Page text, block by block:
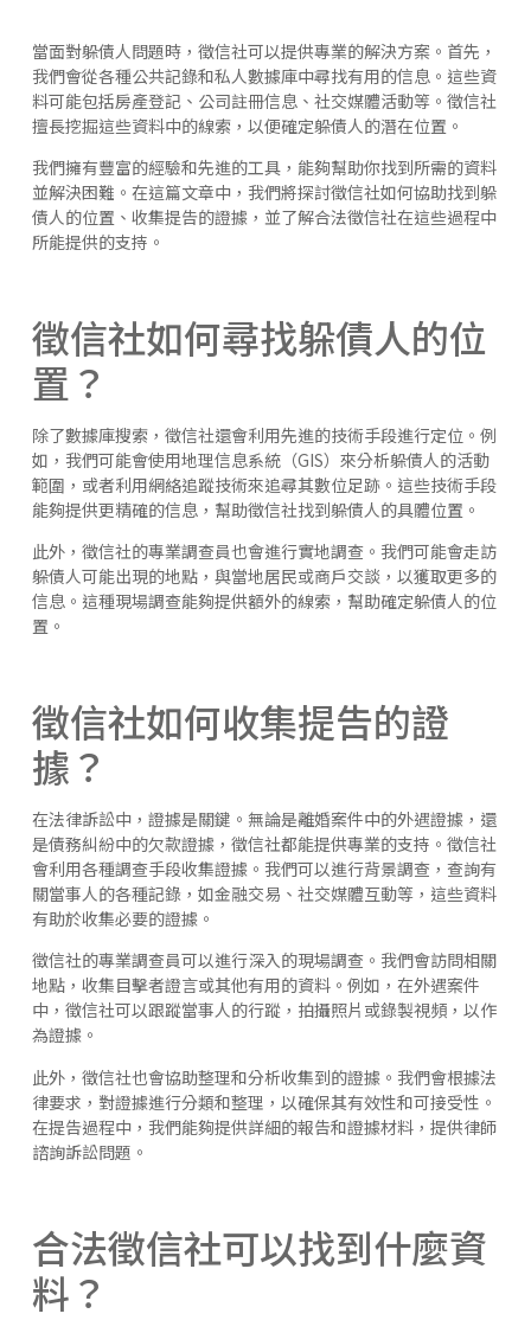
當面對躲債人問題時，徵信社可以提供專業的解決方案。首先，
我們會從各種公共記錄和私人數據庫中尋找有用的信息。這些資
料可能包括房產登記、公司註冊信息、社交媒體活動等。徵信社
擅長挖掘這些資料中的線索，以便確定躲債人的潛在位置。
我們擁有豐富的經驗和先進的工具，能夠幫助你找到所需的資料
並解決困難。在這篇文章中，我們將探討徵信社如何協助找到躲
債人的位置、收集提告的證據，並了解合法徵信社在這些過程中
所能提供的支持。
徵信社如何尋找躲債人的位
置？
除了數據庫搜索，徵信社還會利用先進的技術手段進行定位。例
如，我們可能會使用地理信息系統（GIS）來分析躲債人的活動
範圍，或者利用網絡追蹤技術來追尋其數位足跡。這些技術手段
能夠提供更精確的信息，幫助徵信社找到躲債人的具體位置。
此外，徵信社的專業調查員也會進行實地調查。我們可能會走訪
躲債人可能出現的地點，與當地居民或商戶交談，以獲取更多的
信息。這種現場調查能夠提供額外的線索，幫助確定躲債人的位
置。
徵信社如何收集提告的證
據？
在法律訴訟中，證據是關鍵。無論是離婚案件中的外遇證據，還
是債務糾紛中的欠款證據，徵信社都能提供專業的支持。徵信社
會利用各種調查手段收集證據。我們可以進行背景調查，查詢有
關當事人的各種記錄，如金融交易、社交媒體互動等，這些資料
有助於收集必要的證據。
徵信社的專業調查員可以進行深入的現場調查。我們會訪問相關
地點，收集目擊者證言或其他有用的資料。例如，在外遇案件
中，徵信社可以跟蹤當事人的行蹤，拍攝照片或錄製視頻，以作
為證據。
此外，徵信社也會協助整理和分析收集到的證據。我們會根據法
律要求，對證據進行分類和整理，以確保其有效性和可接受性。
在提告過程中，我們能夠提供詳細的報告和證據材料，提供律師
諮詢訴訟問題。
合法徵信社可以找到什麼資
料？